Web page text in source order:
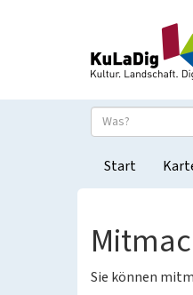
Start
Sie können